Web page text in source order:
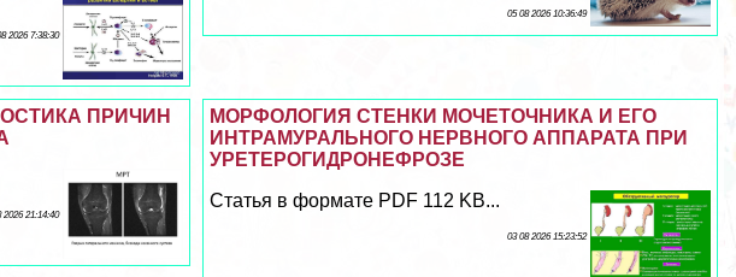
05 08 2026 10:36:49
2026 7:38:30
МОРФОЛОГИЯ СТЕНКИ МОЧЕТОЧНИКА И ЕГО
ИНТРАМУРАЛЬНОГО НЕРВНОГО АППАРАТА ПРИ
УРЕТЕРОГИДРОНЕФРОЗЕ
Статья в формате PDF 112 KB...
03 08 2026 15:23:52
ПРИЧИН
2026 21:14:40